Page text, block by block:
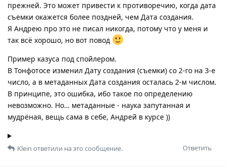
прежней. Это может привести к противоречию, когда дата
съемки окажется более поздней, чем Дата создания.
Я Андрею про это не писал никогда, потому что у меня и
так всё хорошо, но вот повод
Пример казуса под спойлером.
В Тонфотосе изменил Дату создания (съемки) со 2-го на 3-е
число, а в метаданных Дата создания осталась 2-м числом.
В принципе, это ошибка, ибо такое по определению
невозможно. Но… метаданные - наука запутанная и
мудрёная, вещь сама в себе, Андрей в курсе ))
Ответить
Klein ответили на это сообщение.